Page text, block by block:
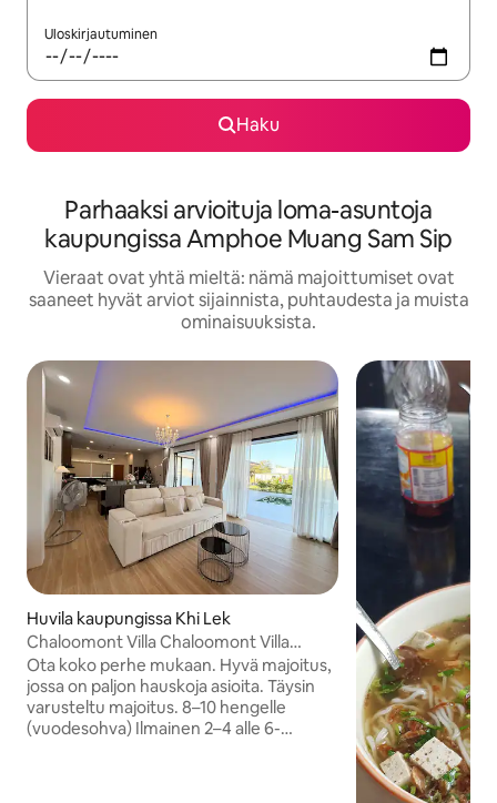
Uloskirjautuminen
Haku
Parhaaksi arvioituja loma-asuntoja
kaupungissa Amphoe Muang Sam Sip
Vieraat ovat yhtä mieltä: nämä majoittumiset ovat
saaneet hyvät arviot sijainnista, puhtaudesta ja muista
ominaisuuksista.
Huvila kaupungissa Khi Lek
Chaloomont Villa Chaloomont Villa
@pool villa Ubon
Ota koko perhe mukaan. Hyvä majoitus,
jossa on paljon hauskoja asioita. Täysin
varusteltu majoitus. 8–10 hengelle
(vuodesohva) Ilmainen 2–4 alle 6-